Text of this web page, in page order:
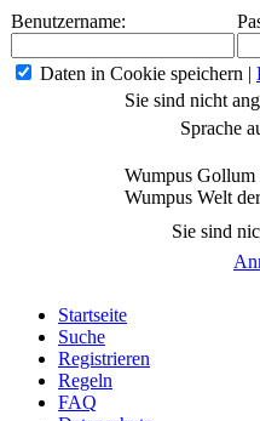
Benutzername:
Daten in Cookie speichern |
Sie sind nicht
Sprache
Wumpus Gollum
Wumpus Welt
Sie sind
Startseite
Suche
Registrieren
Regeln
FAQ